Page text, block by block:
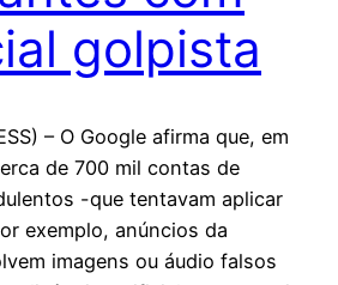
golpista
– O Google afirma que, em
de 700 mil contas de
-que tentavam aplicar
exemplo, anúncios da
imagens ou áudio falsos